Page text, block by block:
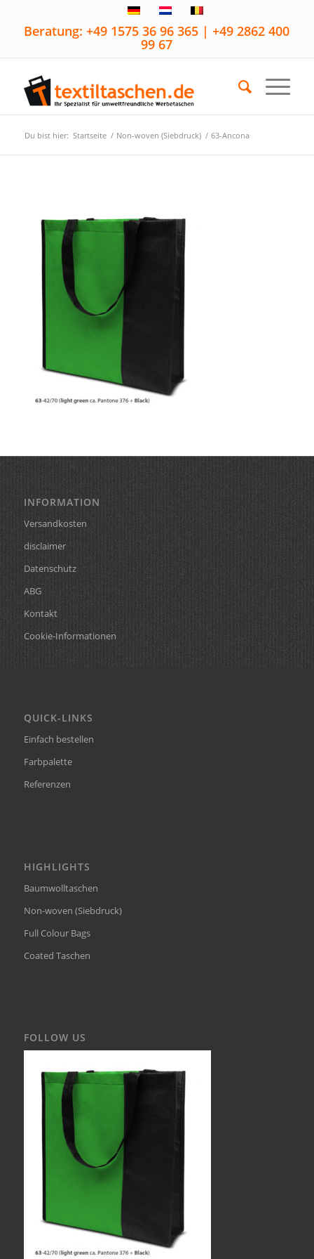
Beratung: +49 1575 36 96 365 | +49 2862 400
99 67
Du bist hier: Startseite / Non-woven (Siebdruck) / 63-Ancona
INFORMATION
Versandkosten
disclaimer
Datenschutz
ABG
Kontakt
Cookie-Informationen
QUICK-LINKS
Einfach bestellen
Farbpalette
Referenzen
HIGHLIGHTS
Baumwolltaschen
Non-woven (Siebdruck)
Full Colour Bags
Coated Taschen
FOLLOW US